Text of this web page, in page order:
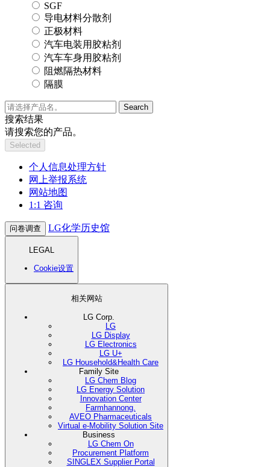
SGF
导电材料分散剂
正极材料
汽车电装用胶粘剂
汽车车身用胶粘剂
阻燃隔热材料
隔膜
Search
搜索结果
请搜索您的产品。
Selected
个人信息处理方针
网上举报系统
网站地图
1:1 咨询
问卷调查 LG化学历史馆
LEGAL
Cookie设置
相关网站
LG Corp.
LG
LG Display
LG Electronics
LG U+
LG Household&Health Care
Family Site
LG Chem Blog
LG Energy Solution
Innovation Center
Farmhannong.
AVEO Pharmaceuticals
Virtual e-Mobility Solution Site
Business
LG Chem On
Procurement Platform
SINGLEX Supplier Portal